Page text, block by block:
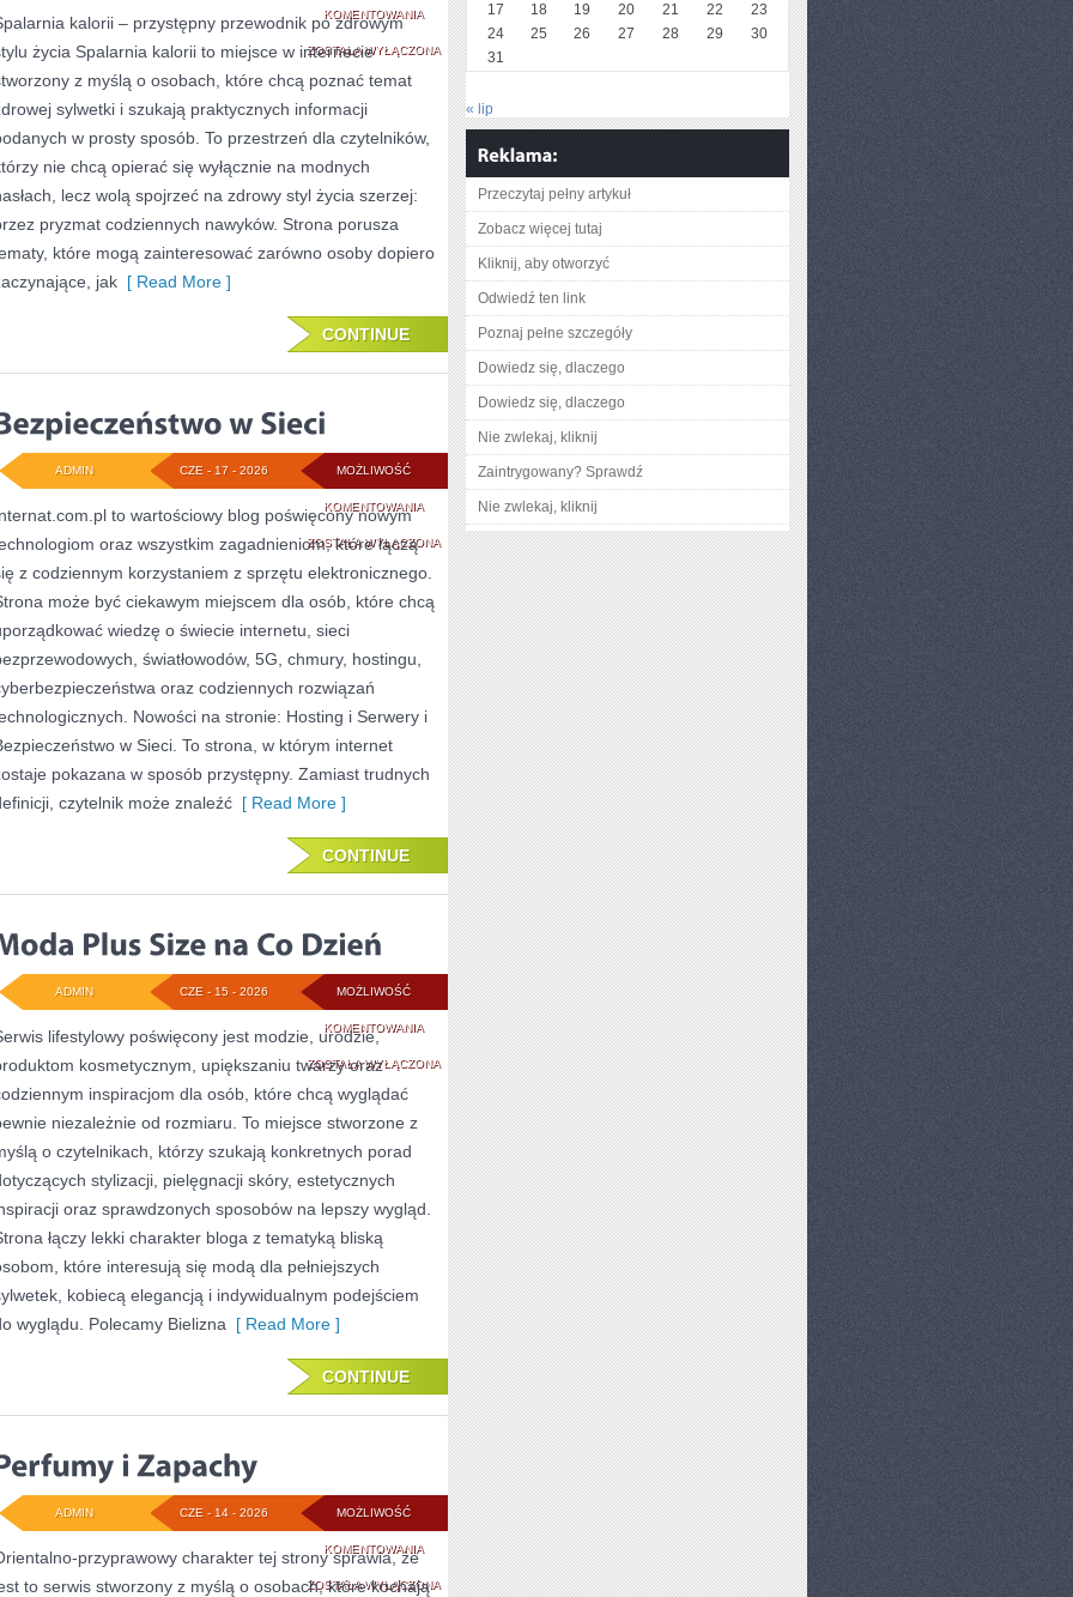
KOMENTOWANIAMETODY
ALTERNATYWNE
ZOSTAŁA WYŁĄCZONA
kalorii – przystępny przewodnik po zdrowym
życia Spalarnia kalorii to miejsce w internecie
z myślą o osobach, które chcą poznać temat
sylwetki i szukają praktycznych informacji
w prosty sposób. To przestrzeń dla czytelników,
nie chcą opierać się wyłącznie na modnych
lecz wolą spojrzeć na zdrowy styl życia szerzej:
pryzmat codziennych nawyków. Strona porusza
które mogą zainteresować zarówno osoby dopiero
jak [ Read More ]
CONTINUE
MOŻLIWOŚĆ
KOMENTOWANIABEZPIECZEŃSTWO
W
SIECI
ZOSTAŁA WYŁĄCZONA
CZE - 17 - 2026
ADMIN
to wartościowy blog poświęcony nowym
oraz wszystkim zagadnieniom, które łączą
z codziennym korzystaniem z sprzętu elektronicznego.
może być ciekawym miejscem dla osób, które chcą
wiedzę o świecie internetu, sieci
światłowodów, 5G, chmury, hostingu,
oraz codziennych rozwiązań
Nowości na stronie: Hosting i Serwery i
w Sieci. To strona, w którym internet
pokazana w sposób przystępny. Zamiast trudnych
czytelnik może znaleźć [ Read More ]
CONTINUE
MOŻLIWOŚĆ
KOMENTOWANIAMODA
PLUS
SIZE
DZIEŃ
ZOSTAŁA WYŁĄCZONA
CZE - 15 - 2026
ADMIN
lifestylowy poświęcony jest modzie, urodzie,
kosmetycznym, upiększaniu twarzy oraz
inspiracjom dla osób, które chcą wyglądać
niezależnie od rozmiaru. To miejsce stworzone z
o czytelnikach, którzy szukają konkretnych porad
stylizacji, pielęgnacji skóry, estetycznych
oraz sprawdzonych sposobów na lepszy wygląd.
łączy lekki charakter bloga z tematyką bliską
które interesują się modą dla pełniejszych
kobiecą elegancją i indywidualnym podejściem
wyglądu. Polecamy Bielizna [ Read More ]
CONTINUE
MOŻLIWOŚĆ
KOMENTOWANIAPERFUMY
I
ZOSTAŁA WYŁĄCZONA
CZE - 14 - 2026
ADMIN
przyprawowy charakter tej strony sprawia, że
to serwis stworzony z myślą o osobach, które kochają
17
18 19 20 21 22
23
24
25 26 27 28 29
30
31
« lip
Przeczytaj pełny artykuł
Zobacz więcej tutaj
Kliknij, aby otworzyć
Odwiedź ten link
Poznaj pełne szczegóły
Dowiedz się, dlaczego
Dowiedz się, dlaczego
Nie zwlekaj, kliknij
Zaintrygowany? Sprawdź
Nie zwlekaj, kliknij